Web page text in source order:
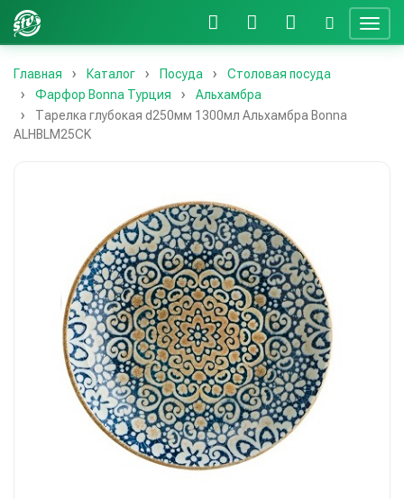
Главная Каталог Посуда
Столовая посуда
Фарфор Bonna Турция
Альхамбра
Тарелка глубокая d250мм 1300мл Альхамбра Bonna
ALHBLM25CK